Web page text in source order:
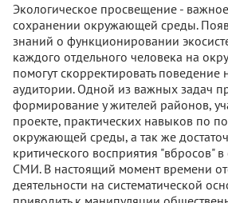
Экологическое просвещение -
сохранении окружающей среды.
знаний о функционировании
каждого отдельного человека на
помогут скорректировать
аудитории. Одной из важных задач
формирование у жителей районов,
проекте, практических навыков по
окружающей среды, а так же
критического восприятия "вбросов"
СМИ. В настоящий момент времени
деятельности на систематической